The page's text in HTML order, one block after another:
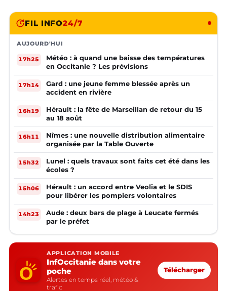
FIL INFO24/7
AUJOURD'HUI
17h25
Météo : à quand une baisse des températures
en Occitanie ? Les prévisions
17h14
Gard : une jeune femme blessée après un
accident en rivière
16h19
Hérault : la fête de Marseillan de retour du 15
au 18 août
16h11
Nîmes : une nouvelle distribution alimentaire
organisée par la Table Ouverte
15h32
Lunel : quels travaux sont faits cet été dans les
écoles ?
15h06
Hérault : un accord entre Veolia et le SDIS
pour libérer les pompiers volontaires
14h23
Aude : deux bars de plage à Leucate fermés
par le préfet
APPLICATION MOBILE
InfOccitanie dans votre
poche
Alertes en temps réel, météo &
trafic
Télécharger